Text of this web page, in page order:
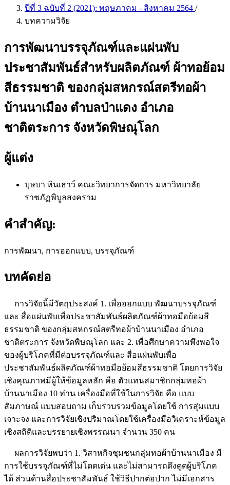
ปีที่ 3 ฉบับที่ 2 (2021): พฤษภาคม - สิงหาคม 2564 /
บทความวิจัย
การพัฒนาบรรจุภัณฑ์และแผ่นพับ
ประชาสัมพันธ์สำหรับผลิตภัณฑ์ ผ้าทอย้อม
สีธรรมชาติ ของกลุ่มสหกรณ์สตรีทอผ้า
บ้านนาเมือง ตำบลป่าแดง อำเภอ
ชาติตระการ จังหวัดพิษณุโลก
ผู้แต่ง
บุษบา หินเธาว์ คณะวิทยาการจัดการ มหาวิทยาลัย
ราชภัฏพิบูลสงคราม
คำสำคัญ:
การพัฒนา, การออกแบบ, บรรจุภัณฑ์
บทคัดย่อ
การวิจัยนี้มีวัตถุประสงค์ 1. เพื่อออกแบบ พัฒนาบรรจุภัณฑ์
และ สื่อแผ่นพับเพื่อประชาสัมพันธ์ผลิตภัณฑ์ผ้าทอมือย้อมสี
ธรรมชาติ ของกลุ่มสหกรณ์สตรีทอผ้าบ้านนาเมือง อำเภอ
ชาติตระการ จังหวัดพิษณุโลก และ 2. เพื่อศึกษาความพึงพอใจ
ของผู้บริโภคที่มีต่อบรรจุภัณฑ์และ สื่อแผ่นพับเพื่อ
ประชาสัมพันธ์ผลิตภัณฑ์ผ้าทอมือย้อมสีธรรมชาติ โดยการวิจัย
เชิงคุณภาพมีผู้ให้ข้อมูลหลัก คือ ตัวแทนสมาชิกกลุ่มทอผ้า
บ้านนาเมือง 10 ท่าน เครื่องมือที่ใช้ในการวิจัย คือ แบบ
สัมภาษณ์ แบบสอบถาม เก็บรวบรวมข้อมูลโดยใช้ การสุ่มแบบ
เจาะจง และการวิจัยเชิงปริมาณโดยใช้เครื่องมือวิเคราะห์ข้อมูล
เชิงสถิติและบรรยายเชิงพรรณนา จำนวน 350 คน
ผลการวิจัยพบว่า 1. วิสาหกิจชุมชนกลุ่มทอผ้าบ้านนาเมือง มี
การใช้บรรจุภัณฑ์ที่ไม่โดดเด่น และไม่สามารถดึงดูดผู้บริโภค
ได้ ส่วนด้านสื่อประชาสัมพันธ์ ใช้วิธีปากต่อปาก ไม่มีเอกสาร